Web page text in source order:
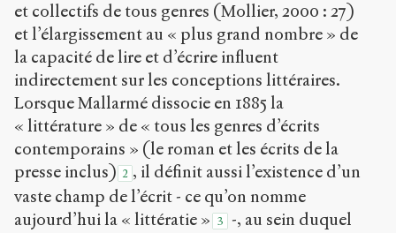
et collectifs de tous genres (Mollier, 2000 : 27)
et l’élargissement au « plus grand nombre » de
la capacité de lire et d’écrire influent
indirectement sur les conceptions littéraires.
Lorsque Mallarmé dissocie en 1885 la
« littérature » de « tous les genres d’écrits
contemporains » (le roman et les écrits de la
presse inclus) 2 , il définit aussi l’existence d’un
vaste champ de l’écrit - ce qu’on nomme
aujourd’hui la « littératie » 3
-, au sein duquel